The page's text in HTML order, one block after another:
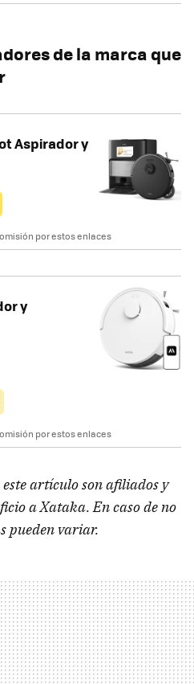
de la marca que
Aspirador y
por estos enlaces
y
por estos enlaces
este artículo son afiliados y
a Xataka. En caso de no
pueden variar.